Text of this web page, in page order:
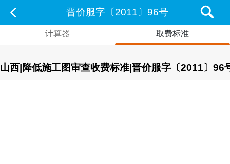
晋价服字〔2011〕96号
计算器 取费标准
山西|降低施工图审查收费标准|晋价服字〔2011〕96